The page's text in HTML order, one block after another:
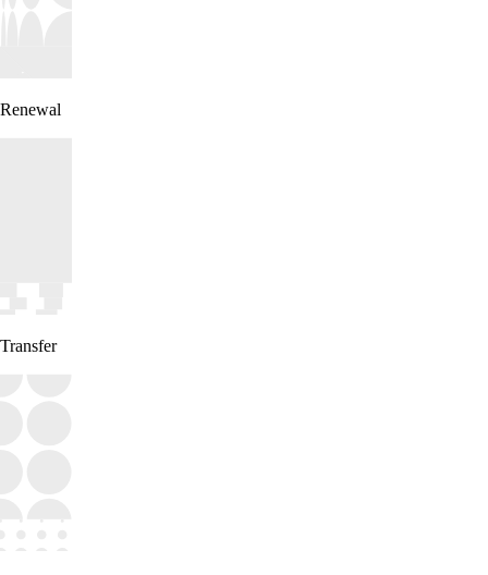
Renewal
Transfer